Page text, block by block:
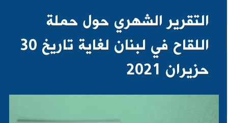
التقرير الشهري حول حملة
اللقاح في لبنان لغاية تاريخ 30
حزيران 2021